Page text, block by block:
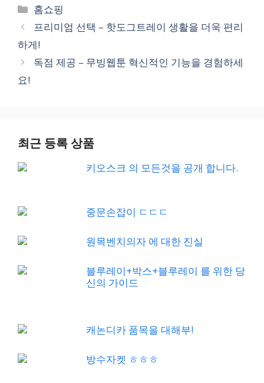
Categories
홈쇼핑
프리미엄 선택 – 핫도그트레이 생활을 더욱 편리
하게!
독점 제공 – 무빙웹툰 혁신적인 기능을 경험하세
요!
최근 등록 상품
키오스크 의 모든것을 공개 합니다.
중문손잡이 ㄷㄷㄷ
원목벤치의자 에 대한 진실
블루레이+박스+블루레이 를 위한 당
신의 가이드
캐논디카 품목을 대해부!
방수자켓 ㅎㅎㅎ